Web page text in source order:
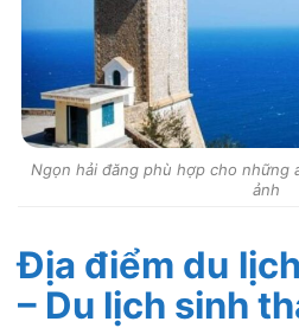
Ngọn hải đăng phù hợp cho những
ảnh
Địa điểm du
– Du lịch sinh